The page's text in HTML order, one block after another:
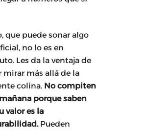
que puede sonar algo
no lo es en
Les da la ventaja de
mirar más allá de la
colina. No compiten
porque saben
valor es la
Pueden